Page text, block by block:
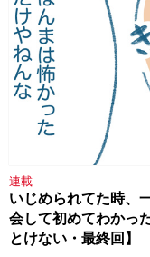
連載
いじめられてた時、
会して初めてわかっ
とけない・最終回】